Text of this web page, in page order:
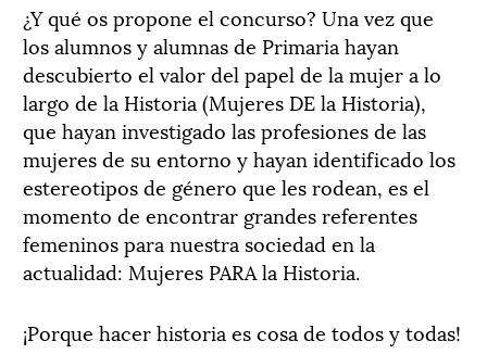
¿Y qué os propone el concurso? Una vez que
los alumnos y alumnas de Primaria hayan
descubierto el valor del papel de la mujer a lo
largo de la Historia (Mujeres DE la Historia),
que hayan investigado las profesiones de las
mujeres de su entorno y hayan identificado los
estereotipos de género que les rodean, es el
momento de encontrar grandes referentes
femeninos para nuestra sociedad en la
actualidad: Mujeres PARA la Historia.
¡Porque hacer historia es cosa de todos y todas!